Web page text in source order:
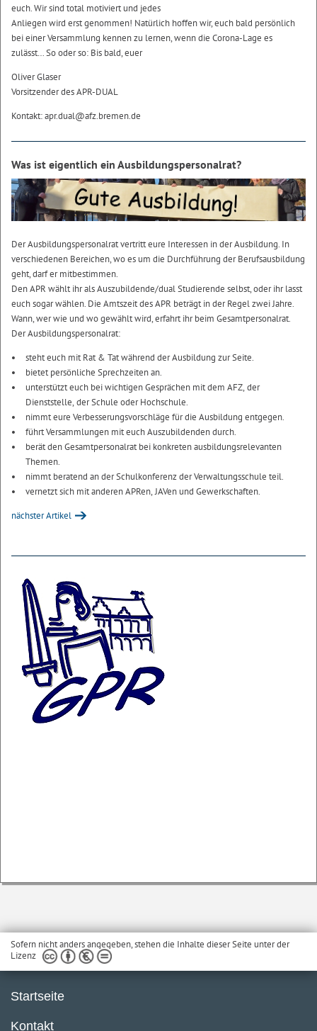
euch. Wir sind total motiviert und jedes
Anliegen wird erst genommen! Natürlich hoffen wir, euch bald persönlich
bei einer Versammlung kennen zu lernen, wenn die Corona-Lage es
zulässt… So oder so: Bis bald, euer
Oliver Glaser
Vorsitzender des APR-DUAL
Kontakt: apr.dual@afz.bremen.de
Was ist eigentlich ein Ausbildungspersonalrat?
Der Ausbildungspersonalrat vertritt eure Interessen in der Ausbildung. In
verschiedenen Bereichen, wo es um die Durchführung der Berufsausbildung
geht, darf er mitbestimmen.
Den APR wählt ihr als Auszubildende/dual Studierende selbst, oder ihr lasst
euch sogar wählen. Die Amtszeit des APR beträgt in der Regel zwei Jahre.
Wann, wer wie und wo gewählt wird, erfahrt ihr beim Gesamtpersonalrat.
Der Ausbildungspersonalrat:
steht euch mit Rat & Tat während der Ausbildung zur Seite.
bietet persönliche Sprechzeiten an.
unterstützt euch bei wichtigen Gesprächen mit dem AFZ, der
Dienststelle, der Schule oder Hochschule.
nimmt eure Verbesserungsvorschläge für die Ausbildung entgegen.
führt Versammlungen mit euch Auszubildenden durch.
berät den Gesamtpersonalrat bei konkreten ausbildungsrelevanten
Themen.
nimmt beratend an der Schulkonferenz der Verwaltungsschule teil.
vernetzt sich mit anderen APRen, JAVen und Gewerkschaften.
nächster Artikel
Sofern nicht anders angegeben, stehen die Inhalte dieser Seite unter der
Lizenz
Startseite
Kontakt